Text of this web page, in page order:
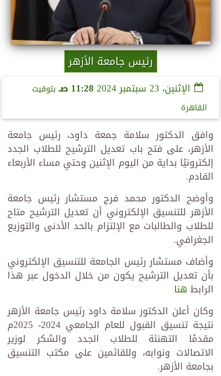
رئيس جامعة الأزهر
الإثنين، 23 سبتمبر 2024 11:28 صـ
بتوقيت
القاهرة
وافق الدكتور سلامة جمعة داود، رئيس جامعة
الأزهر، على فتح باب تعديل الترشيح للطلاب الجدد
إلكترونيًا بداية من اليوم الإثنين وحتي مساء الأربعاء
القادم.
وأوضح الدكتور محمد فرج مستشار رئيس جامعة
الأزهر للتنسيق الإلكتروني أن تعديل الترشيح متاح
للطلاب والطالبات مع الإلتزام بالحد الأدنى والتوزيع
الجغرافي.
وأضاف مستشار رئيس الجامعة للتنسيق الإلكتروني
بأن تعديل الترشيح يكون من خلال الدخول عبر هذا
الرابطهنا
وكان أعلن الدكتور سلامة داود رئيس جامعة الأزهر
نتيجة تنسيق القبول للعام الجامعي 2024- 2025م
مقدمًا التهنئة للطلاب الجدد والشكر لوزير
الاتصالات ونوابه، وللقائمين على مكتب التنسيق
بجامعة الأزهر.